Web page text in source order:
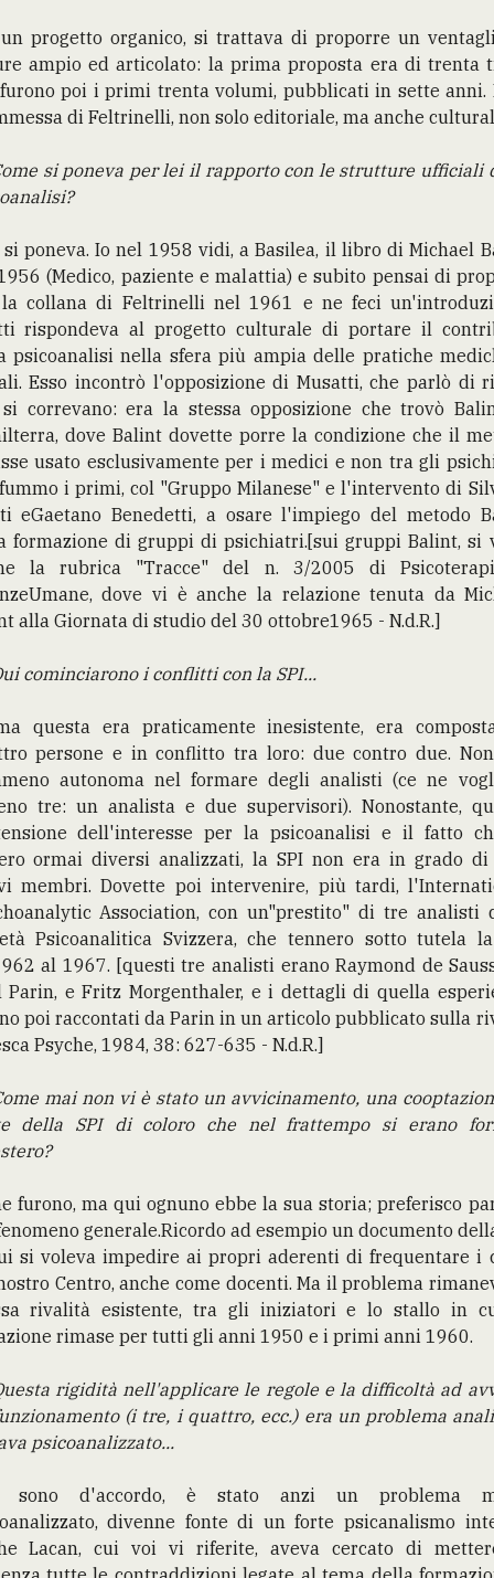
progetto organico, si trattava di proporre un
ampio ed articolato: la prima proposta era di trenta
poi i primi trenta volumi, pubblicati in sette anni.
di Feltrinelli, non solo editoriale, ma anche
si poneva per lei il rapporto con le strutture ufficiali
si poneva. Io nel 1958 vidi, a Basilea, il libro di Michael
(Medico, paziente e malattia) e subito pensai di
collana di Feltrinelli nel 1961 e ne feci
rispondeva al progetto culturale di portare il
psicoanalisi nella sfera più ampia delle pratiche
Esso incontrò l'opposizione di Musatti, che parlò di
correvano: era la stessa opposizione che trovò
dove Balint dovette porre la condizione che il
usato esclusivamente per i medici e non tra gli
i primi, col "Gruppo Milanese" e l'intervento di
eGaetano Benedetti, a osare l'impiego del metodo
formazione di gruppi di psichiatri.[sui gruppi Balint, si
la rubrica "Tracce" del n. 3/2005 di
dove vi è anche la relazione tenuta da
alla Giornata di studio del 30 ottobre1965 - N.d.R.]
cominciarono i conflitti con la SPI...
questa era praticamente inesistente, era
persone e in conflitto tra loro: due contro due.
autonoma nel formare degli analisti (ce ne
tre: un analista e due supervisori). Nonostante,
dell'interesse per la psicoanalisi e il fatto
ormai diversi analizzati, la SPI non era in grado di
membri. Dovette poi intervenire, più tardi,
Association, con un"prestito" di tre analisti
Psicoanalitica Svizzera, che tennero sotto tutela
al 1967. [questi tre analisti erano Raymond de
Parin, e Fritz Morgenthaler, e i dettagli di quella
poi raccontati da Parin in un articolo pubblicato sulla
Psyche, 1984, 38: 627-635 - N.d.R.]
mai non vi è stato un avvicinamento, una
della SPI di coloro che nel frattempo si erano
furono, ma qui ognuno ebbe la sua storia; preferisco
generale.Ricordo ad esempio un documento
si voleva impedire ai propri aderenti di frequentare i
Centro, anche come docenti. Ma il problema
rivalità esistente, tra gli iniziatori e lo stallo in
rimase per tutti gli anni 1950 e i primi anni 1960.
rigidità nell'applicare le regole e la difficoltà ad
(i tre, i quattro, ecc.) era un problema
psicoanalizzato...
sono d'accordo, è stato anzi un problema
divenne fonte di un forte psicanalismo
Lacan, cui voi vi riferite, aveva cercato di